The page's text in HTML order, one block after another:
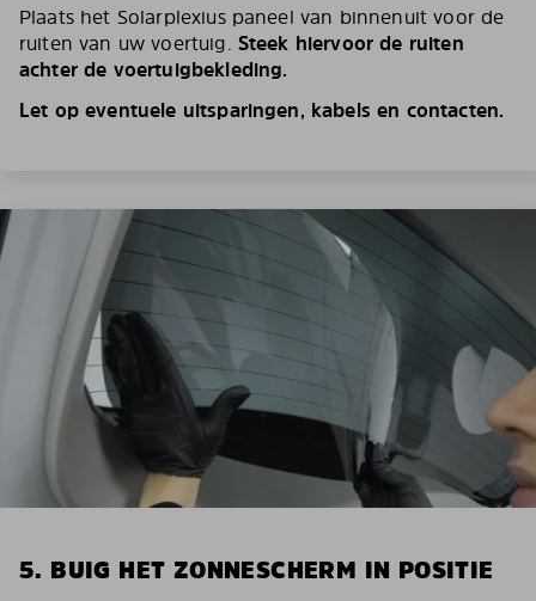
Plaats het Solarplexius paneel van binnenuit voor de
ruiten van uw voertuig. Steek hiervoor de ruiten
achter de voertuigbekleding.
Let op eventuele uitsparingen, kabels en contacten.
5. BUIG HET ZONNESCHERM IN POSITIE